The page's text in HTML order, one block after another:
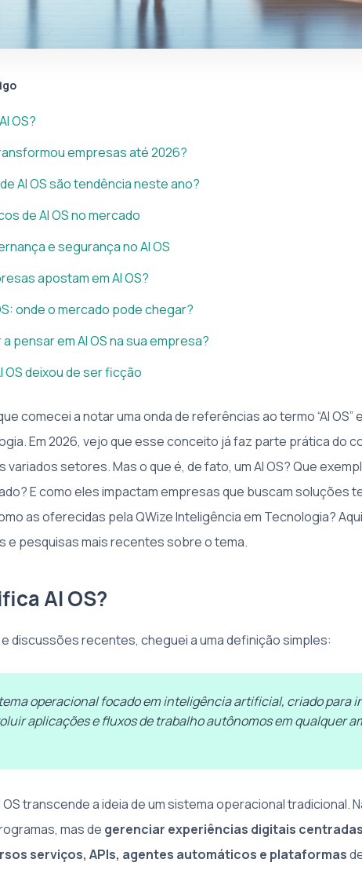
OS?
empresas até 2026?
AI OS são tendência neste ano?
de AI OS no mercado
e segurança no AI OS
apostam em AI OS?
onde o mercado pode chegar?
pensar em AI OS na sua empresa?
OS deixou de ser ficção
comecei a notar uma onda de referências ao termo “AI OS”
Em 2026, vejo que esse conceito já faz parte prática do
variados setores. Mas o que é, de fato, um AI OS? Que
E como eles impactam empresas que buscam soluções
as oferecidas pela QWize Inteligência em Tecnologia?
e pesquisas mais recentes sobre o tema.
AI OS?
e discussões recentes, cheguei a uma definição simples:
operacional focado em inteligência artificial, criado para
aplicações e fluxos de trabalho autônomos em qualquer
OS transcende a ideia de um sistema operacional tradicional.
mas de gerenciar experiências digitais centradas
serviços, APIs, agentes automáticos e plataformas